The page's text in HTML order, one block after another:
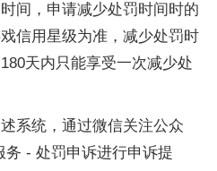
间，申请减少处罚时间时的
信用星级为准，减少处罚时
天内只能享受一次减少处
系统，通过微信关注公众
务 - 处罚申诉进行申诉提